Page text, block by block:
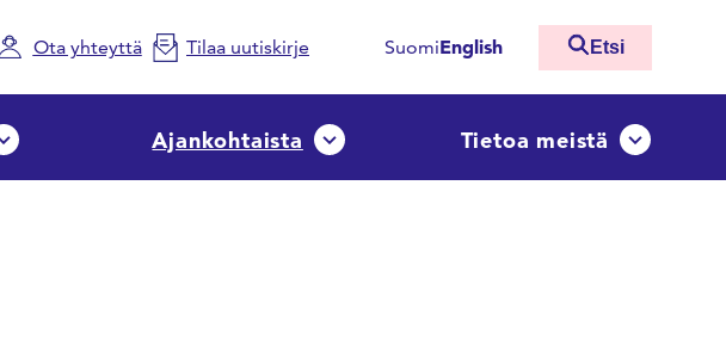
Ota yhteyttä Tilaa uutiskirje SuomiEnglish Etsi
Avaa tai sulje pudotusvalikkoAjankohtaista Avaa tai sulje pudotusvalikkoTietoa meistä Avaa tai